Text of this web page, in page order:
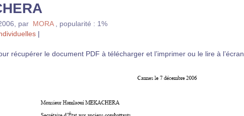
par MORA
popularité : 1%
|
récupérer le document PDF à télécharger et l’imprimer ou le lire à l’écran.